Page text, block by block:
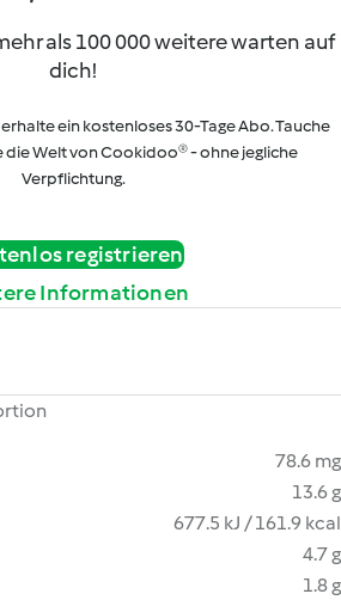
als 100 000 weitere warten auf
dich!
ein kostenloses 30-Tage Abo. Tauche
die Welt von Cookidoo® - ohne jegliche
Verpflichtung.
registrieren
Informationen
78.6 mg
13.6 g
677.5 kJ / 161.9 kcal
4.7 g
1.8 g